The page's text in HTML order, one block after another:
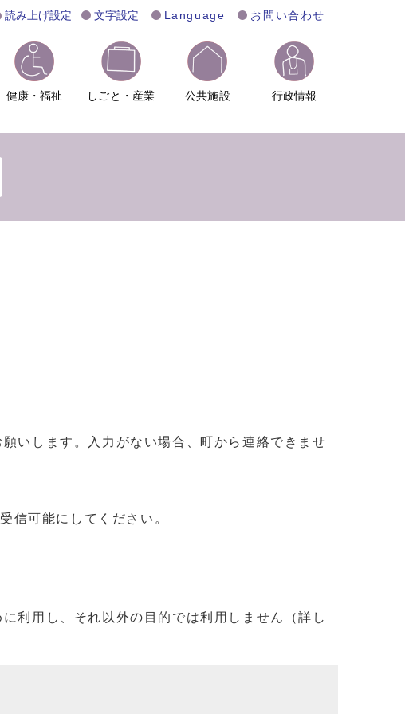
読み上げ設定 文字設定 Language お問い合わせ
健康・福祉 しごと・産業 公共施設 行政情報
いします。入力がない場合、町から連絡できませ
可能にしてください。
利用し、それ以外の目的では利用しません（詳し